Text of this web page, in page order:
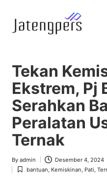
a
t
e
n
g
p
e
Pemerintah
Tekan
Ekstrem, Pj
Serahkan
Peralatan
Ternak
Posted
by
By admin Desember 4, 2024
Posted
bantuan Kemiskinan Pati